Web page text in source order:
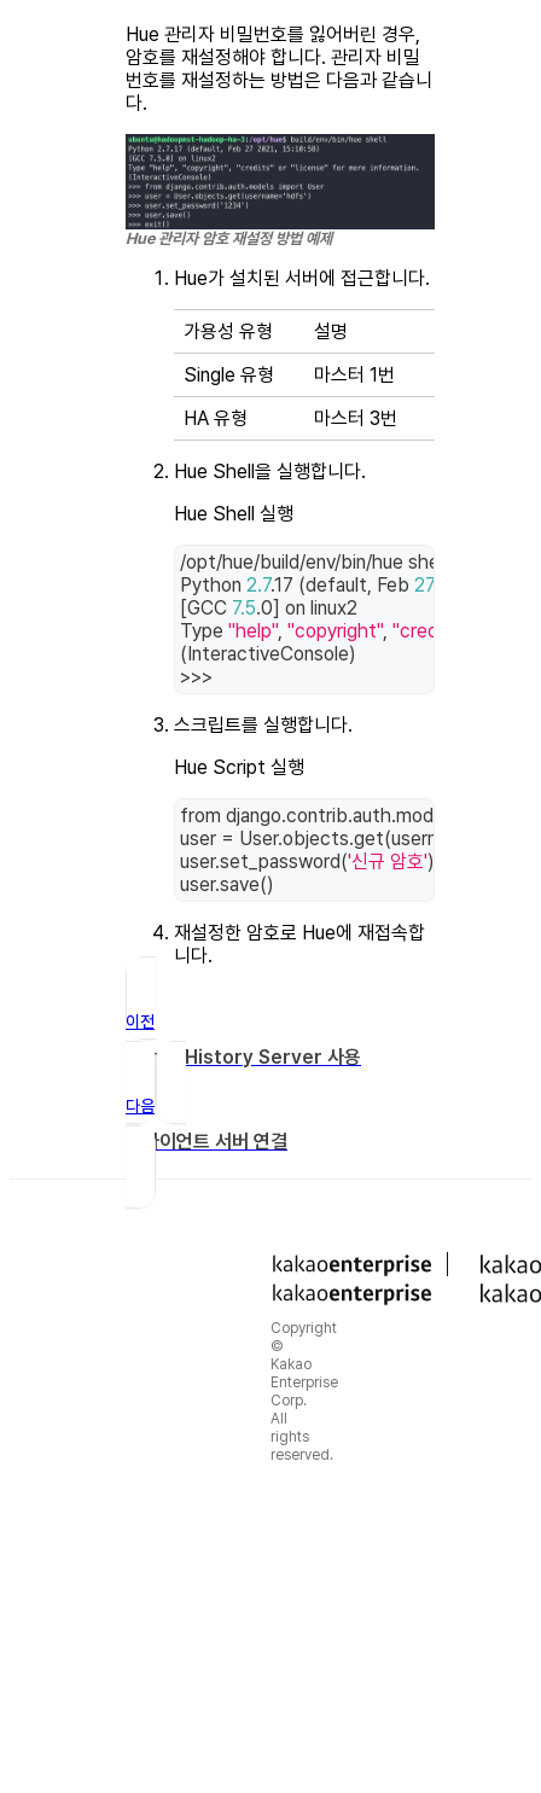
Hue 관리자 비밀번호를 잃어버린 경우,
암호를 재설정해야 합니다. 관리자 비밀
번호를 재설정하는 방법은 다음과 같습니
다.
Hue 관리자 암호 재설정 방법 예제
Hue가 설치된 서버에 접근합니다.
가용성 유형
설명
Single 유형
마스터 1번
HA 유형
마스터 3번
Hue Shell을 실행합니다.
Hue Shell 실행
/opt/hue/build/env/bin/hue shell
Python 2.7.17 (default, Feb 27
[GCC 7.5.0] on linux2
Type "help", "copyright", "credits"
(InteractiveConsole)
>>>
스크립트를 실행합니다.
Hue Script 실행
from django.contrib.auth.models
user = User.objects.get(username
user.set_password('신규 암호')
user.save()
재설정한 암호로 Hue에 재접속합
니다.
이전
Spark History Server 사용
다음
클라이언트 서버 연결
Copyright
©
Kakao
Enterprise
Corp.
All
rights
reserved.